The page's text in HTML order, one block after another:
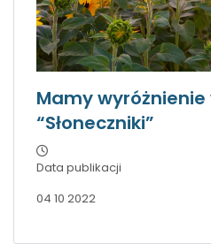
Mamy wyróżnienie
“Słoneczniki”
Data publikacji
04 10 2022